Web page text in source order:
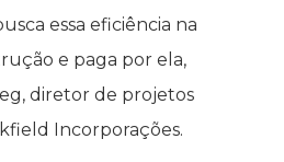
essa eficiência na
e paga por ela,
diretor de projetos
Incorporações.